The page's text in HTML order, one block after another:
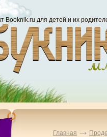
Booknik.ru для детей и их
Главная